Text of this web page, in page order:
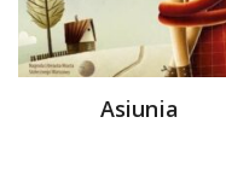
Asiunia